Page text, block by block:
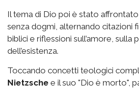
Il tema di Dio poi è stato
senza dogmi, alternando citazioni
biblici e riflessioni sull’amore, sulla
dell’esistenza.
Toccando concetti teologici
Nietzsche e il suo "Dio è morto",